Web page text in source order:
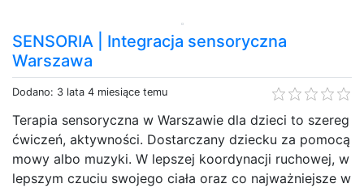
SENSORIA | Integracja sensoryczna
Warszawa
Dodano: 3 lata 4 miesiące temu
Terapia sensoryczna w Warszawie dla dzieci to szereg
ćwiczeń, aktywności. Dostarczany dziecku za pomocą
mowy albo muzyki. W lepszej koordynacji ruchowej, w
lepszym czuciu swojego ciała oraz co najważniejsze w